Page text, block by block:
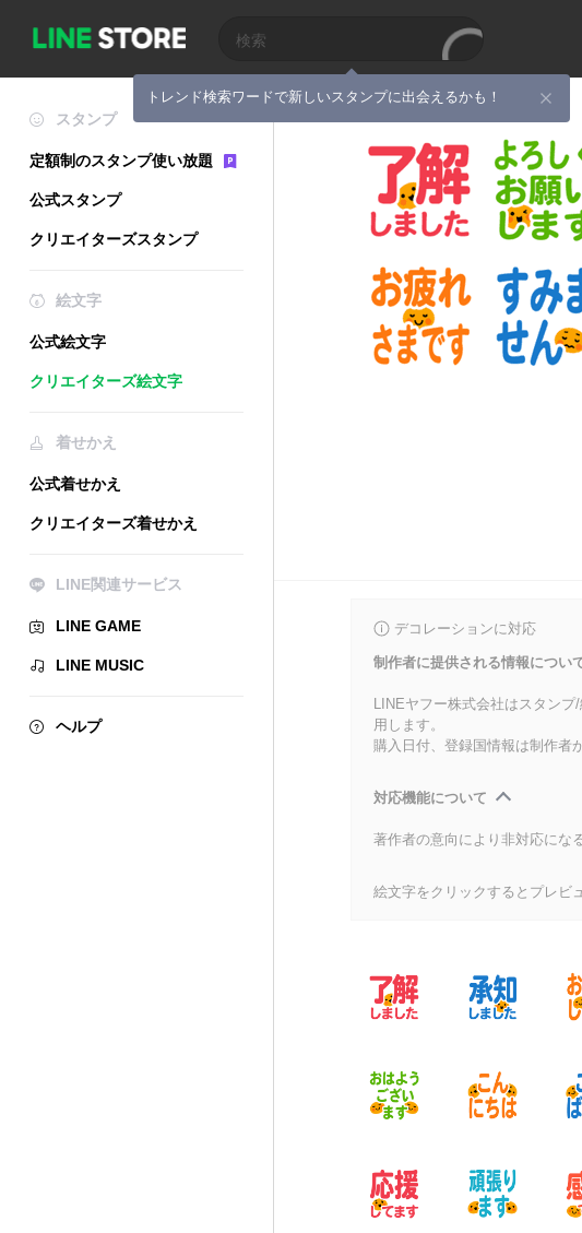
トレンド検索ワードで新しいスタンプに出会えるかも！
スタンプ
定額制のスタンプ使い放題
公式スタンプ
クリエイターズスタンプ
絵文字
公式絵文字
クリエイターズ絵文字
着せかえ
公式着せかえ
クリエイターズ着せかえ
LINE関連サービス
LINE GAME
LINE MUSIC
ヘルプ
デコレーションに対応
制作者に提供される情報につい
LINEヤフー株式会社はスタン
用します。
購入日付、登録国情報は制作者
対応機能について
著作者の意向により非対応にな
絵文字をクリックするとプレビ